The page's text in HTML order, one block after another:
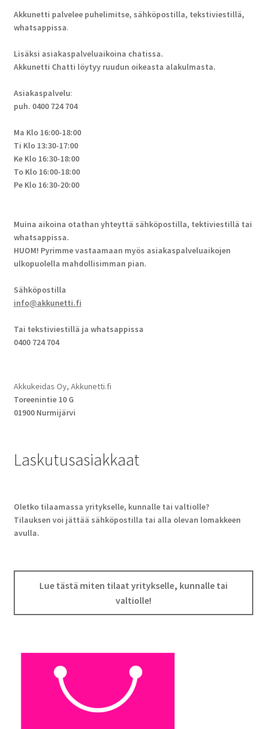
Akkunetti palvelee puhelimitse, sähköpostilla, tekstiviestillä,
whatsappissa.
Lisäksi asiakaspalveluaikoina chatissa.
Akkunetti Chatti löytyy ruudun oikeasta alakulmasta.
Asiakaspalvelu:
puh. 0400 724 704
Ma Klo 16:00-18:00
Ti Klo 13:30-17:00
Ke Klo 16:30-18:00
To Klo 16:00-18:00
Pe Klo 16:30-20:00
Muina aikoina otathan yhteyttä sähköpostilla, tektiviestillä tai
whatsappissa.
HUOM! Pyrimme vastaamaan myös asiakaspalveluaikojen
ulkopuolella mahdollisimman pian.
Sähköpostilla
info@akkunetti.fi
Tai tekstiviestillä ja whatsappissa
0400 724 704
Akkukeidas Oy, Akkunetti.fi
Toreenintie 10 G
01900 Nurmijärvi
Laskutusasiakkaat
Oletko tilaamassa yritykselle, kunnalle tai valtiolle?
Tilauksen voi jättää sähköpostilla tai alla olevan lomakkeen
avulla.
Lue tästä miten tilaat yritykselle, kunnalle tai
valtiolle!